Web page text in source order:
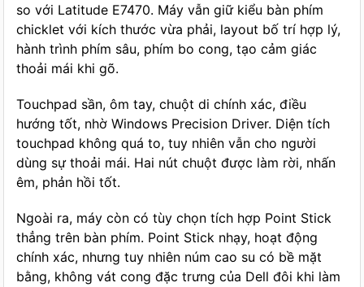
so với Latitude E7470. Máy vẫn giữ kiểu bàn phím
chicklet với kích thước vừa phải, layout bố trí hợp lý,
hành trình phím sâu, phím bo cong, tạo cảm giác
thoải mái khi gõ.
Touchpad sần, ôm tay, chuột di chính xác, điều
hướng tốt, nhờ Windows Precision Driver. Diện tích
touchpad không quá to, tuy nhiên vẫn cho người
dùng sự thoải mái. Hai nút chuột được làm rời, nhấn
êm, phản hồi tốt.
Ngoài ra, máy còn có tùy chọn tích hợp Point Stick
thẳng trên bàn phím. Point Stick nhạy, hoạt động
chính xác, nhưng tuy nhiên núm cao su có bề mặt
bằng, không vát cong đặc trưng của Dell đôi khi làm